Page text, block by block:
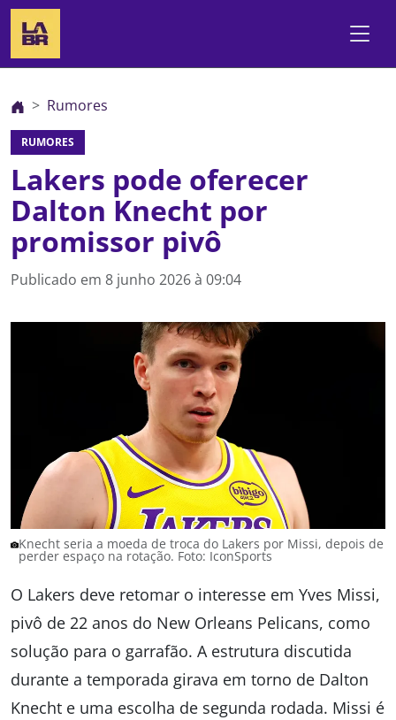
Rumores
RUMORES
Lakers pode oferecer
Dalton Knecht por
promissor pivô
Publicado em 8 junho 2026 à 09:04
Knecht seria a moeda de troca do Lakers por Missi, depois de
perder espaço na rotação. Foto: IconSports
O Lakers deve retomar o interesse em Yves Missi,
pivô de 22 anos do New Orleans Pelicans, como
solução para o garrafão. A estrutura discutida
durante a temporada girava em torno de Dalton
Knecht e uma escolha de segunda rodada. Missi é